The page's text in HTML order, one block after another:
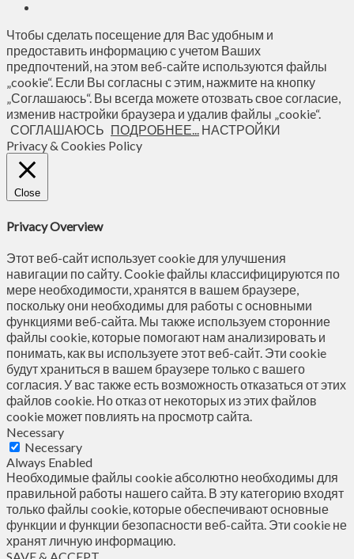
Чтобы сделать посещение для Вас удобным и
предоставить информацию с учетом Ваших
предпочтений, на этом веб-сайте используются файлы
„cookie“. Если Вы согласны с этим, нажмите на кнопку
„Соглашаюсь“. Вы всегда можете отозвать свое согласие,
изменив настройки браузера и удалив файлы „cookie“.
СОГЛАШАЮСЬ ПОДРОБНЕЕ... НАСТРОЙКИ
Privacy & Cookies Policy
Close
Privacy Overview
Этот веб-сайт использует cookie для улучшения
навигации по сайту. Сookie файлы классифицируются по
мере необходимости, хранятся в вашем браузере,
поскольку они необходимы для работы с основными
функциями веб-сайта. Мы также используем сторонние
файлы cookie, которые помогают нам анализировать и
понимать, как вы используете этот веб-сайт. Эти cookie
будут храниться в вашем браузере только с вашего
согласия. У вас также есть возможность отказаться от этих
файлов cookie. Но отказ от некоторых из этих файлов
cookie может повлиять на просмотр сайта.
Necessary
Necessary
Always Enabled
Необходимые файлы cookie абсолютно необходимы для
правильной работы нашего сайта. В эту категорию входят
только файлы cookie, которые обеспечивают основные
функции и функции безопасности веб-сайта. Эти cookie не
хранят личную информацию.